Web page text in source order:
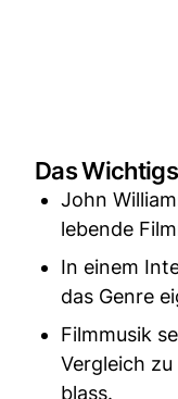
Das
John
lebende
In einem
das Genre
Filmmusik
Vergleich
blass.